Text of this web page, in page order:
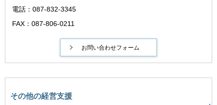
電話：087-832-3345
FAX：087-806-0211
その他の経営支援